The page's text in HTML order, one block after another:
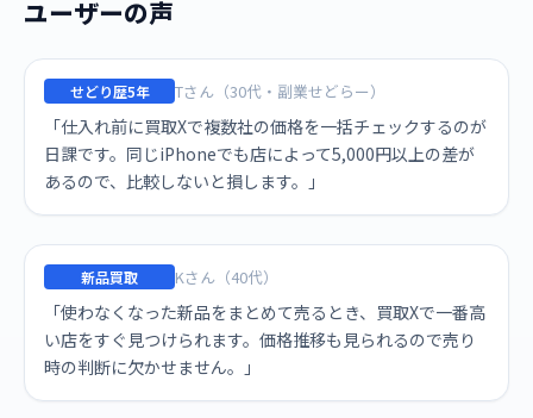
ユーザーの声
せどり歴5年 Tさん（30代・副業せどらー）
「仕入れ前に買取Xで複数社の価格を一括チェックするのが
日課です。同じiPhoneでも店によって5,000円以上の差が
あるので、比較しないと損します。」
新品買取 Kさん（40代）
「使わなくなった新品をまとめて売るとき、買取Xで一番高
い店をすぐ見つけられます。価格推移も見られるので売り
時の判断に欠かせません。」